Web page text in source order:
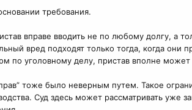
требования.
вправе вводить не по любому долгу, а
вред подходят только тогда, когда они
по уголовному делу, пристав вполне может
тоже было неверным путем. Такое
Суд здесь может рассматривать уже